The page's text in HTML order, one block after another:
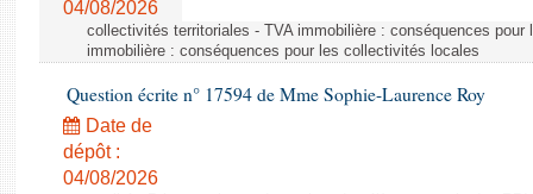
04/08/2026
collectivités territoriales - TVA immobilière : conséquences
immobilière : conséquences pour les collectivités locales
Question écrite n° 17594 de Mme Sophie-Laurence Roy
Date de
dépôt :
04/08/2026